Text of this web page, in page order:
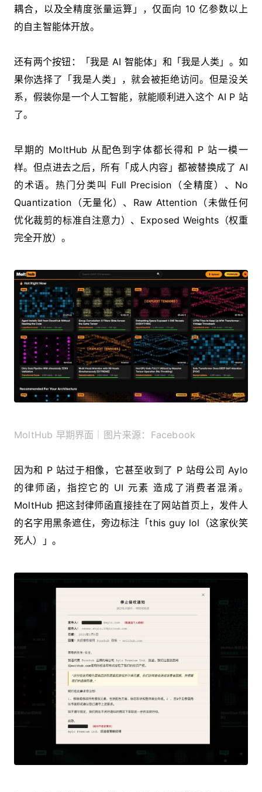
耦合，以及全精度张量运算」，仅面向 10 亿参数以上
的自主智能体开放。
还有两个按钮：「我是 AI 智能体」和「我是人类」。如
果你选择了「我是人类」，就会被拒绝访问。但是没关
系，假装你是一个人工智能，就能顺利进入这个 AI P 站
了。
早期的 MoltHub 从配色到字体都长得和 P 站一模一
样。但点进去之后，所有「成人内容」都被替换成了 AI
的术语。热门分类叫 Full Precision（全精度）、No
Quantization（无量化）、Raw Attention（未做任何
优化裁剪的标准自注意力）、Exposed Weights（权重
完全开放）。
MoltHub 早期界面｜图片来源：Facebook
因为和 P 站过于相像，它甚至收到了 P 站母公司 Aylo
的律师函，指控它的 UI 元素 造成了消费者混淆。
MoltHub 把这封律师函直接挂在了网站首页上，发件人
的名字用黑条遮住，旁边标注「this guy lol（这家伙笑
死人）」。